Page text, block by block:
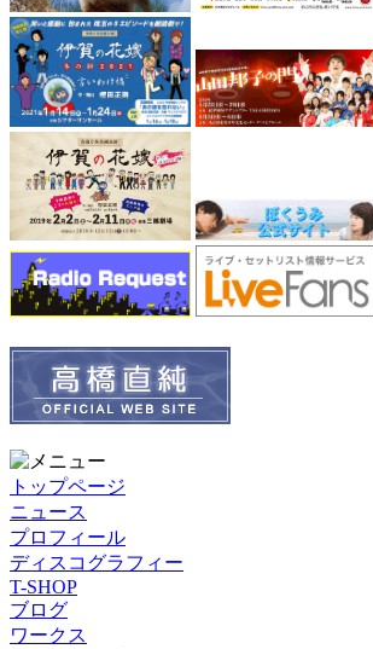
トップページ
ニュース
プロフィール
ディスコグラフィー
T-SHOP
ブログ
ワークス